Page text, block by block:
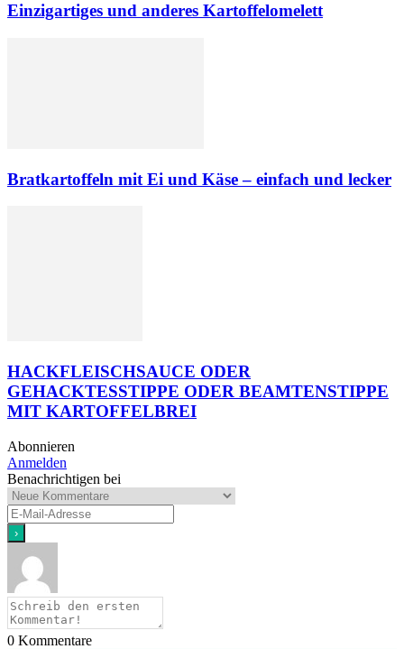
Einzigartiges und anderes Kartoffelomelett
Bratkartoffeln mit Ei und Käse – einfach und lecker
HACKFLEISCHSAUCE ODER
GEHACKTESSTIPPE ODER BEAMTENSTIPPE
MIT KARTOFFELBREI
Abonnieren
Anmelden
Benachrichtigen bei
0 Kommentare